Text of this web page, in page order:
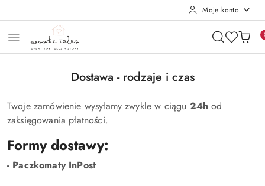
Moje konto
Dostawa - rodzaje i czas
Twoje zamówienie wysyłamy zwykle w ciągu 24h od
zaksięgowania płatności.
Formy dostawy:
- Paczkomaty InPost